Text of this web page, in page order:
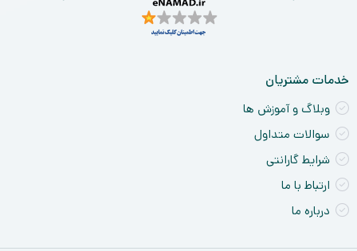
خدمات مشتریان
وبلاگ و آموزش ها
سوالات متداول
شرایط گارانتی
ارتباط با ما
درباره ما